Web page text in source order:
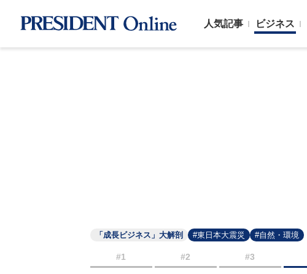
人気記事 ビジネス
「成長ビジネス」大解剖 #東日本大震災 #自然・環境
#1 #2 #3